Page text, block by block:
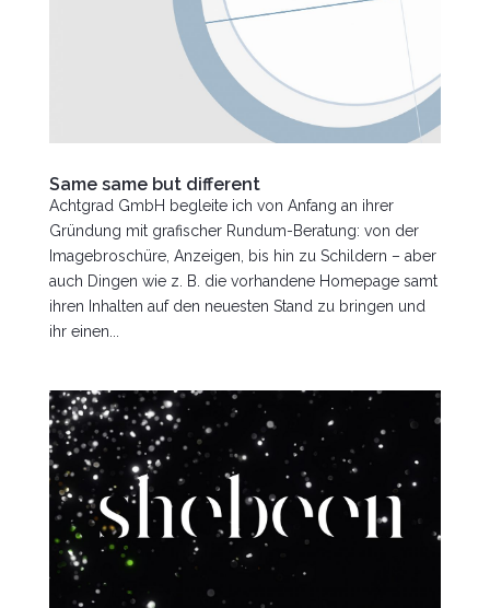
Same same but different
Achtgrad GmbH begleite ich von Anfang an ihrer
Gründung mit grafischer Rundum-Beratung: von der
Imagebroschüre, Anzeigen, bis hin zu Schildern – aber
auch Dingen wie z. B. die vorhandene Homepage samt
ihren Inhalten auf den neuesten Stand zu bringen und
ihr einen...